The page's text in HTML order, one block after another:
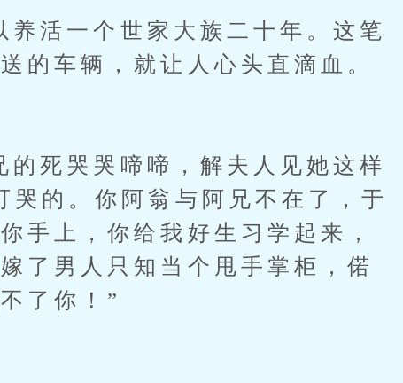
活一个世家大族二十年。这笔
的车辆，就让人心头直滴血。
死哭哭啼啼，解夫人见她这样
哭的。你阿翁与阿兄不在了，于
手上，你给我好生习学起来，
了男人只知当个甩手掌柜，偌
了你！”